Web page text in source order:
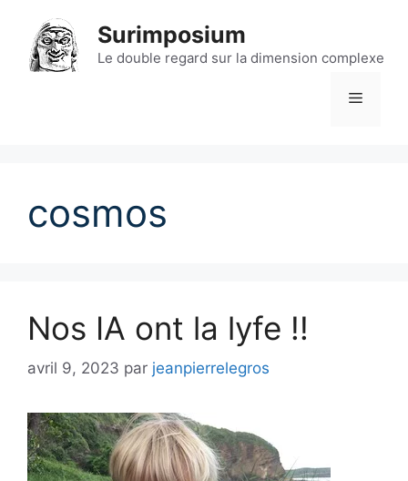
contenu
Surimposium
Le double regard sur la dimension complexe
Menu
cosmos
Nos IA ont la lyfe !!
avril 9, 2023 par jeanpierrelegros